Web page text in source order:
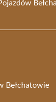
Bełchatowie